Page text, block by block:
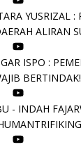
YUSRIZAL :
ALIRAN
ISPO :
BERTINDAK!
- INDAH